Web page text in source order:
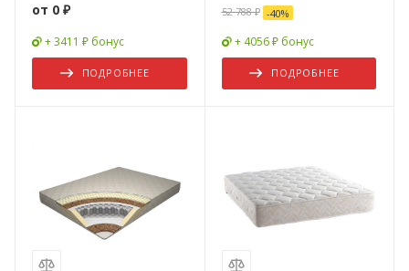
от 0 ₽
+ 3411 ₽ бонус
ПОДРОБНЕЕ
52 788 ₽ -40%
+ 4056 ₽ бонус
ПОДРОБНЕЕ